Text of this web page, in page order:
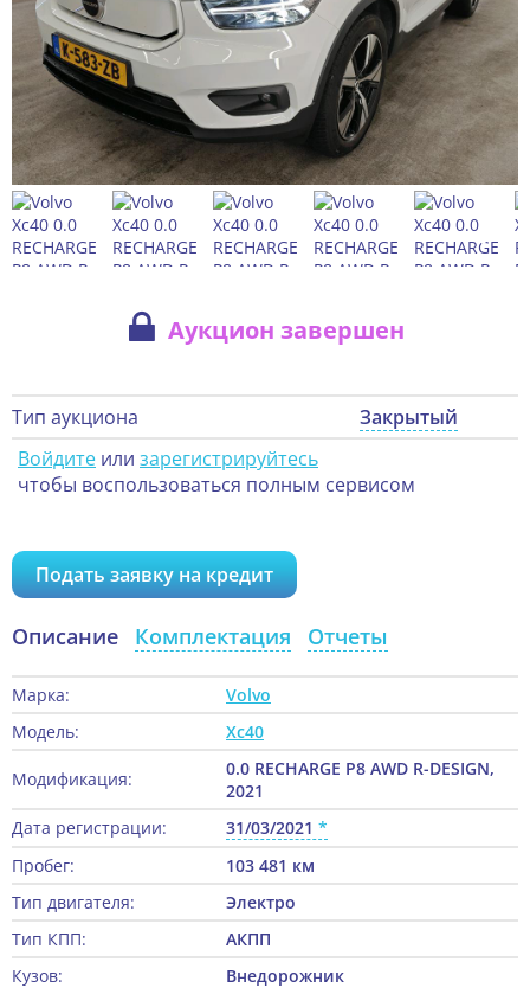
Аукцион завершен
Тип аукциона
Закрытый
Войдите или зарегистрируйтесь
чтобы воспользоваться полным сервисом
Подать заявку на кредит
Описание Комплектация Отчеты
Марка:
Volvo
Модель:
Xc40
Модификация:
0.0 RECHARGE P8 AWD R-DESIGN,
2021
Дата регистрации:
31/03/2021
Пробег:
103 481 км
Тип двигателя:
Электро
Тип КПП:
АКПП
Кузов:
Внедорожник